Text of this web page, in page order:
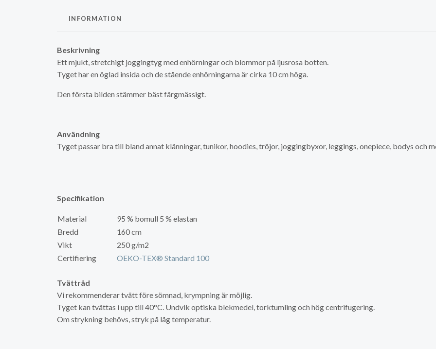
INFORMATION
Beskrivning
Ett mjukt, stretchigt joggingtyg med enhörningar och blommor på ljusrosa botten.
Tyget har en öglad insida och de stående enhörningarna är cirka 10 cm höga.
Den första bilden stämmer bäst färgmässigt.
Användning
Tyget passar bra till bland annat klänningar, tunikor, hoodies, tröjor, joggingbyxor, leggings, onepiece, bodys och
Specifikation
Material
95 % bomull 5 % elastan
Bredd
160 cm
Vikt
250 g/m2
Certifiering
OEKO-TEX® Standard 100
Tvättråd
Vi rekommenderar tvätt före sömnad, krympning är möjlig.
Tyget kan tvättas i upp till 40°C. Undvik optiska blekmedel, torktumling och hög centrifugering.
Om strykning behövs, stryk på låg temperatur.